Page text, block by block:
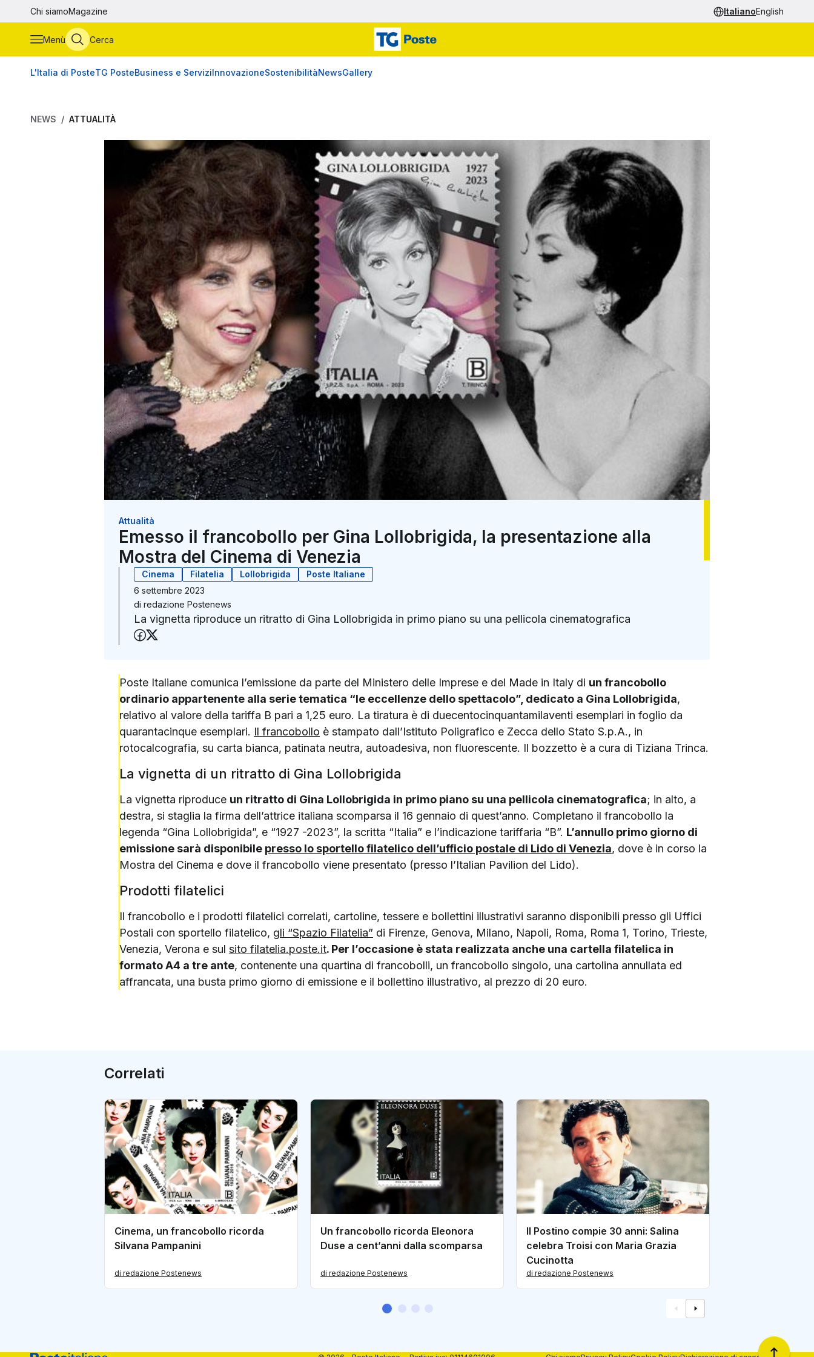
Vai al contenuto principale
Chi siamoMagazine ItalianoEnglish
Menù Cerca
L'Italia di PosteTG PosteBusiness e ServiziInnovazioneSostenibilitàNewsGallery
NEWS ATTUALITÀ
Attualità
Emesso il francobollo per Gina Lollobrigida, la presentazione alla
Mostra del Cinema di Venezia
Cinema Filatelia Lollobrigida
Poste Italiane
6 settembre 2023
di redazione Postenews
La vignetta riproduce un ritratto di Gina Lollobrigida in primo piano su una pellicola cinematografica
Condividi su Facebook
Poste Italiane comunica l’emissione da parte del Ministero delle Imprese e del Made in Italy di un francobollo
ordinario appartenente alla serie tematica “le eccellenze dello spettacolo”, dedicato a Gina Lollobrigida,
relativo al valore della tariffa B pari a 1,25 euro. La tiratura è di duecentocinquantamilaventi esemplari in foglio da
quarantacinque esemplari. Il francobollo è stampato dall’Istituto Poligrafico e Zecca dello Stato S.p.A., in
rotocalcografia, su carta bianca, patinata neutra, autoadesiva, non fluorescente. Il bozzetto è a cura di Tiziana Trinca.
La vignetta di un ritratto di Gina Lollobrigida
La vignetta riproduce un ritratto di Gina Lollobrigida in primo piano su una pellicola cinematografica; in alto, a
destra, si staglia la firma dell’attrice italiana scomparsa il 16 gennaio di quest’anno. Completano il francobollo la
legenda “Gina Lollobrigida”, e “1927 -2023”, la scritta “Italia” e l’indicazione tariffaria “B”. L’annullo primo giorno di
emissione sarà disponibile presso lo sportello filatelico dell’ufficio postale di Lido di Venezia, dove è in corso la
Mostra del Cinema e dove il francobollo viene presentato (presso l’Italian Pavilion del Lido).
Prodotti filatelici
Il francobollo e i prodotti filatelici correlati, cartoline, tessere e bollettini illustrativi saranno disponibili presso gli Uffici
Postali con sportello filatelico, gli “Spazio Filatelia” di Firenze, Genova, Milano, Napoli, Roma, Roma 1, Torino, Trieste,
Venezia, Verona e sul sito filatelia.poste.it. Per l’occasione è stata realizzata anche una cartella filatelica in
formato A4 a tre ante, contenente una quartina di francobolli, un francobollo singolo, una cartolina annullata ed
affrancata, una busta primo giorno di emissione e il bollettino illustrativo, al prezzo di 20 euro.
Correlati
Cinema, un francobollo ricorda
Silvana Pampanini
di redazione Postenews
Un francobollo ricorda Eleonora
Duse a cent’anni dalla scomparsa
di redazione Postenews
Il Postino compie 30 anni: Salina
celebra Troisi con Maria Grazia
Cucinotta
di redazione Postenews